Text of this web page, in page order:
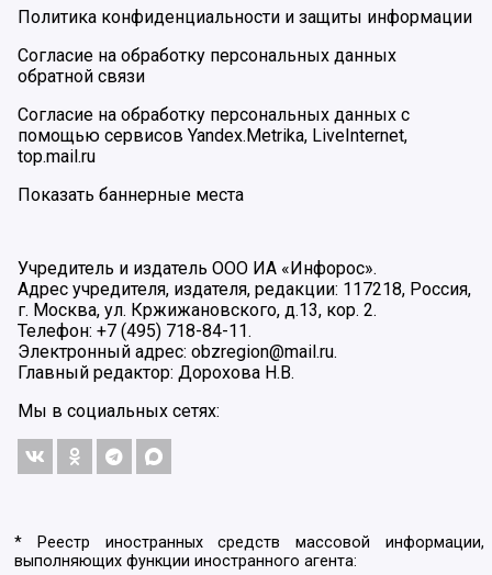
Политика конфиденциальности и защиты информации
Согласие на обработку персональных данных
обратной связи
Согласие на обработку персональных данных с
помощью сервисов Yandex.Metrika, LiveInternet,
top.mail.ru
Показать баннерные места
Учредитель и издатель ООО ИА «Инфорос».
Адрес учредителя, издателя, редакции: 117218, Россия,
г. Москва, ул. Кржижановского, д.13, кор. 2.
Телефон: +7 (495) 718-84-11.
Электронный адрес: obzregion@mail.ru.
Главный редактор: Дорохова Н.В.
Мы в социальных сетях:
* Реестр иностранных средств массовой информации,
выполняющих функции иностранного агента: